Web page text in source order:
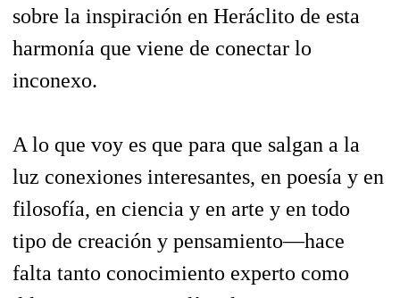
sobre la inspiración en Heráclito de esta
harmonía que viene de conectar lo
inconexo.
A lo que voy es que para que salgan a la
luz conexiones interesantes, en poesía y en
filosofía, en ciencia y en arte y en todo
tipo de creación y pensamiento—hace
falta tanto conocimiento experto como